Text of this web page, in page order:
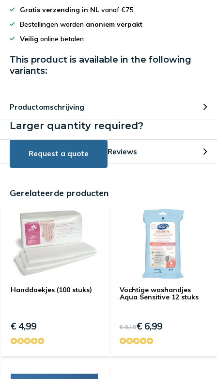
Gratis verzending in NL vanaf €75
Bestellingen worden anoniem verpakt
Veilig online betalen
This product is available in the following
variants:
Productomschrijving
Larger quantity required?
Request a quote Reviews
Gerelateerde producten
Handdoekjes (100 stuks)
€ 4,99
Vochtige washandjes
Aqua Sensitive 12 stuks
€ 8,19€ 6,99